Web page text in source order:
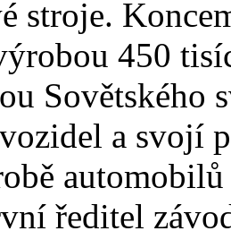
stroje.
450
Sovětského
a svojí
ředitel